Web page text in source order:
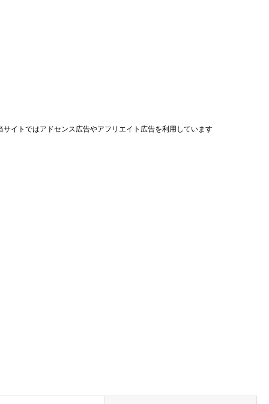
サイトではアドセンス広告やアフリエイト広告を利用しています